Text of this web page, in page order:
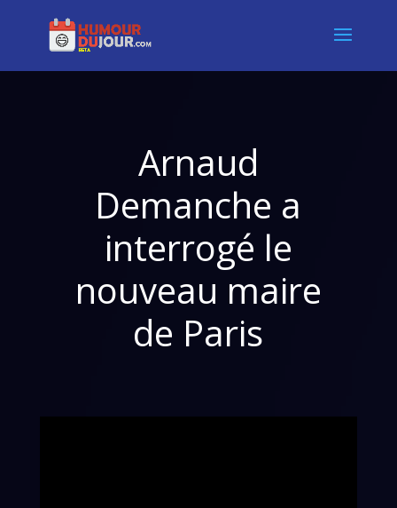
Arnaud
Demanche a
interrogé le
nouveau maire
de Paris